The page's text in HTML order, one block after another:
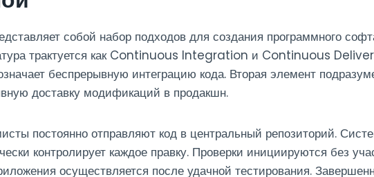
собой набор подходов для создания программного
трактуется как Continuous Integration и Continuous
беспрерывную интеграцию кода. Вторая элемент
доставку модификаций в продакшн.
постоянно отправляют код в центральный репозиторий.
контролирует каждое правку. Проверки инициируются без
осуществляется после удачной тестирования.